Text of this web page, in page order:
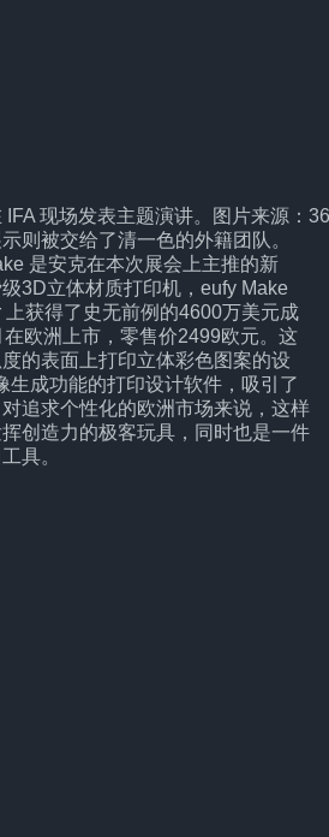
现场发表主题演讲。图片来源：
则被交给了清一色的外籍团队。
是安克在本次展会上主推的新
3D立体材质打印机，eufy Make
获得了史无前例的4600万美元成
欧洲上市，零售价2499欧元。这
的表面上打印立体彩色图案的设
生成功能的打印设计软件，吸引了
追求个性化的欧洲市场来说，这样
创造力的极客玩具，同时也是一件
具。